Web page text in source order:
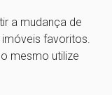
a mudança de
favoritos.
mesmo utilize